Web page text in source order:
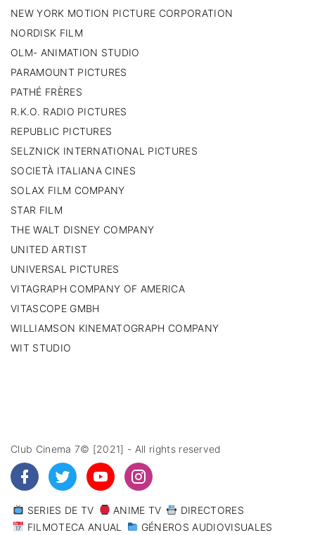
NEW YORK MOTION PICTURE CORPORATION
NORDISK FILM
OLM- ANIMATION STUDIO
PARAMOUNT PICTURES
PATHÉ FRÈRES
R.K.O. RADIO PICTURES
REPUBLIC PICTURES
SELZNICK INTERNATIONAL PICTURES
SOCIETÀ ITALIANA CINES
SOLAX FILM COMPANY
STAR FILM
THE WALT DISNEY COMPANY
UNITED ARTIST
UNIVERSAL PICTURES
VITAGRAPH COMPANY OF AMERICA
VITASCOPE GMBH
WILLIAMSON KINEMATOGRAPH COMPANY
WIT STUDIO
Club Cinema 7© [2021] - All rights reserved
SERIES DE TV ANIME TV
DIRECTORES
FILMOTECA ANUAL
GÉNEROS AUDIOVISUALES